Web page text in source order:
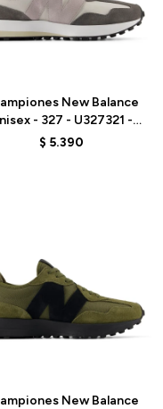
New Balance
- 327 - U327321 -
GREY
$ 5.390
New Balance